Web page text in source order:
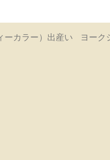
ーカラー）出産い
ヨ